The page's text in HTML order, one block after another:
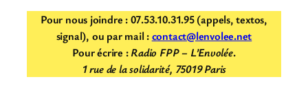
Pour nous joindre : 07.53.10.31.95 (appels, textos,
signal), ou par mail :contact@lenvolee.net
Pour écrire :Radio FPP – L’Envolée.
1 rue de la solidarité, 75019 Paris